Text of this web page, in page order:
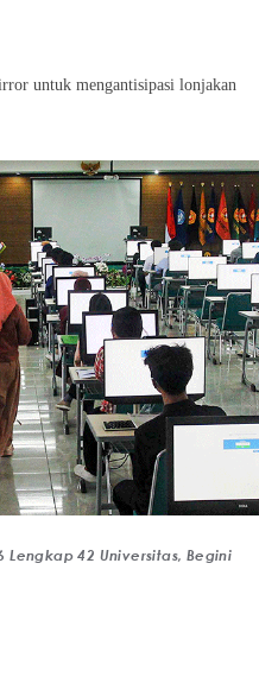
untuk mengantisipasi lonjakan
Lengkap 42 Universitas, Begini